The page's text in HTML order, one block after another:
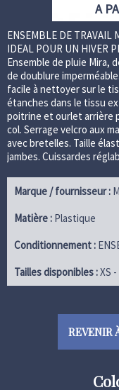
A
ENSEMBLE DE TRAVAIL
IDEAL POUR UN HIVER
Ensemble de pluie Mira,
de doublure imperméable.
facile à nettoyer sur le
étanches dans le tissu
poitrine et ourlet arrière
col. Serrage velcro aux
avec bretelles. Taille
jambes. Cuissardes
Marque / fournisseur :
Matière : Plastique
Conditionnement :
Tailles disponibles :XS -
REVENIR